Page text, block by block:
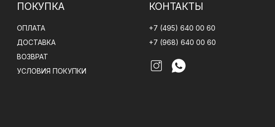
ПОКУПКА
ОПЛАТА
ДОСТАВКА
ВОЗВРАТ
УСЛОВИЯ ПОКУПКИ
КОНТАКТЫ
+7 (495) 640 00 60
+7 (968) 640 00 60